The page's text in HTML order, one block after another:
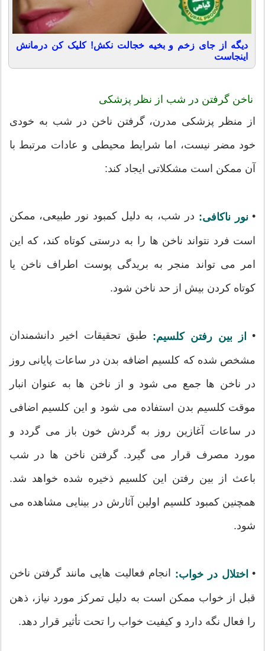
دیگه از جای زخم و بخیه خجالت نکش! کلیک کن درمانش
اینجاست
ناخن گرفتن در شب از نظر پزشکی
از منظر پزشکی مدرن، گرفتن ناخن در شب به خودی
خود مضر نیست، اما شرایط محیطی و عادات مرتبط با
آن ممکن است مشکلاتی ایجاد کند:
•نور ناکافی: در شب، به دلیل کمبود نور طبیعی، ممکن
است فرد نتواند ناخن ها را به درستی کوتاه کند، که این
امر می تواند منجر به بریدگی پوست اطراف ناخن یا
کوتاه کردن بیش از حد ناخن شود.
• از بین رفتن کلسیم: طبق تحقیقات اخیر دانشمندان
مشخص شده که کلسیم اضافه بدن در ساعات پایانی روز
در ناخن ها جمع می شود و از ناخن ها به عنوان انبار
موقت کلسیم بدن استفاده می شود و این کلسیم اضافی
در ساعات آغازین روز به گردش خون باز می گردد و
مورد مصرف قرار می گیرد. گرفتن ناخن ها در شب
باعث از بین رفتن این کلسیم ذخیره شده خواهد شد.
همچنین کمبود کلسیم اولین آثارش در بینایی مشاهده می
شود.
• اختلال در خواب: انجام فعالیت هایی مانند گرفتن ناخن
قبل از خواب ممکن است به دلیل تمرکز مورد نیاز، ذهن
را فعال نگه دارد و کیفیت خواب را تحت تأثیر قرار دهد.